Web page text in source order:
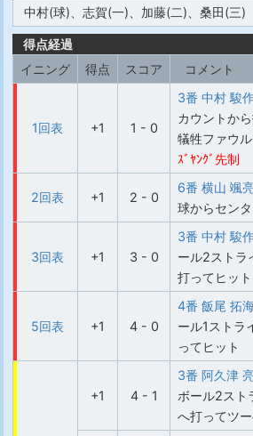
中村(球)、志賀(一)、加藤(二)、桑田(三)
得点経過
イニング
得点 スコア コメント
1回表 +1 1 - 0
3番 中村 駿
カウントか
犠牲ファウ
ｽﾞﾔﾝｸﾞ先制
2回表 +1 2 - 0
6番 横山 颯
球からセン
3回表 +1 3 - 0
3番 中村 駿
ール2ストラ
打ってヒット
5回表 +1 4 - 0
4番 飯尾 拓
ール1ストラ
ってヒット
+1 4 - 1
3番 阿久津
ボール2スト
へ打ってツ